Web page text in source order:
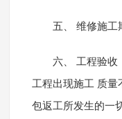
五、 维修施工
六、 工程验收
工程出现施工 质量
包返工所发生的一